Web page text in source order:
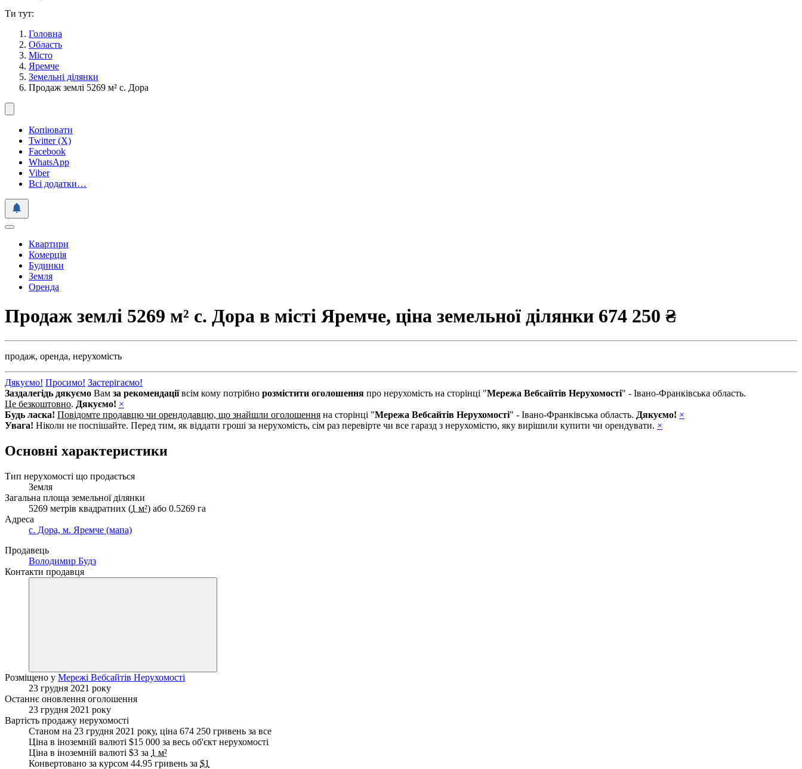
Ти тут:
Головна
Область
Місто
Яремче
Земельні ділянки
Продаж землі 5269 м² с. Дора
Копіювати
Twitter (X)
Facebook
WhatsApp
Viber
Всі додатки…
Квартири
Комерція
Будинки
Земля
Оренда
Продаж землі 5269 м² с. Дора в місті Яремче, ціна земельної ділянки 674 250 ₴
продаж, оренда, нерухомість
Дякуємо! Просимо! Застерігаємо!
Заздалегідь дякуємо Вам за рекомендаціївсім кому потрібно розмістити оголошення про нерухомість на сторінці "Мережа Вебсайтів Нерухомості" - Івано-Франківська область.
Це безкоштовно. Дякуємо! ×
Будь ласка! Повідомте продавцю чи орендодавцю, що знайшли оголошення на сторінці "Мережа Вебсайтів Нерухомості" - Івано-Франківська область. Дякуємо! ×
Увага! Ніколи не поспішайте. Перед тим, як віддати гроші за нерухомість, сім раз перевірте чи все гаразд з нерухомістю, яку вирішили купити чи орендувати. ×
Основні характеристики
Тип нерухомості що продається
Земля
Загальна площа земельної ділянки
5269 метрів квадратних (1 м²) або 0.5269 га
Адреса
с. Дора, м. Яремче (мапа)
Продавець
Володимир Будз
Контакти продавця
Розміщено у Мережі Вебсайтів Нерухомості
23 грудня 2021 року
Останнє оновлення оголошення
23 грудня 2021 року
Вартість продажу нерухомості
Станом на 23 грудня 2021 року, ціна 674 250 гривень за все
Ціна в іноземній валюті $15 000 за весь об'єкт нерухомості
Ціна в іноземній валюті $3 за 1 м²
Конвертовано за курсом 44.95 гривень за $1